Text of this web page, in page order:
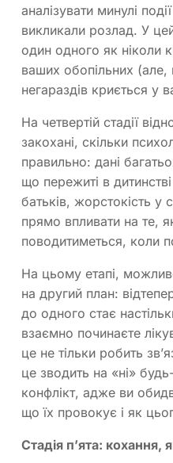
аналізувати минулі
викликали розлад. У
один одного як ніколи
ваших обопільних
негараздів криється у
На четвертій стадії
закохані, скільки
правильно: дані
що пережиті в
батьків, жорстокість у
прямо впливати на те,
поводитиметься, коли
На цьому етапі,
на другий план:
до одного стає
взаємно починаєте
це не тільки робить
це зводить на «ні»
конфлікт, адже ви
що їх провокує і як
Стадія п’ята: кохання,